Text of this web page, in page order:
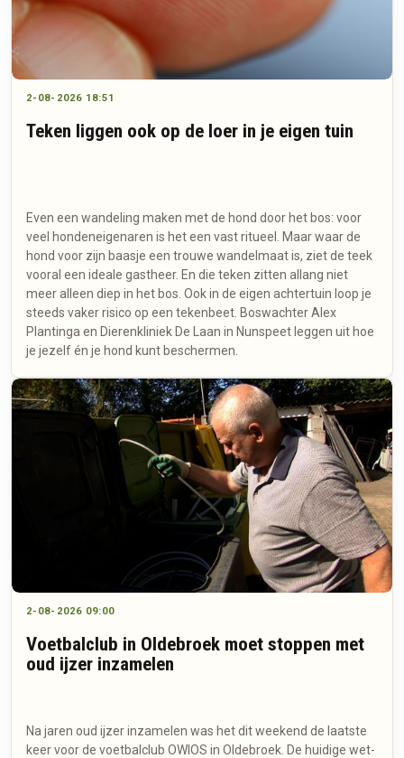
2-08-2026 18:51
Teken liggen ook op de loer in je eigen tuin
Even een wandeling maken met de hond door het bos: voor
veel hondeneigenaren is het een vast ritueel. Maar waar de
hond voor zijn baasje een trouwe wandelmaat is, ziet de teek
vooral een ideale gastheer. En die teken zitten allang niet
meer alleen diep in het bos. Ook in de eigen achtertuin loop je
steeds vaker risico op een tekenbeet. Boswachter Alex
Plantinga en Dierenkliniek De Laan in Nunspeet leggen uit hoe
je jezelf én je hond kunt beschermen.
2-08-2026 09:00
Voetbalclub in Oldebroek moet stoppen met
oud ijzer inzamelen
Na jaren oud ijzer inzamelen was het dit weekend de laatste
keer voor de voetbalclub OWIOS in Oldebroek. De huidige wet-